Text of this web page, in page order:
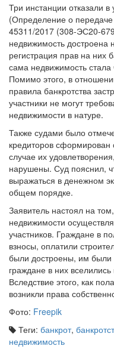
Три инстанции отказали
(Определение о
45311/2017 (308-ЭС20-
недвижимость достроена
регистрация прав на них
сама недвижимость стала
Помимо этого, в
правила банкротства
участники не могут
недвижимости в натуре.
Также судами было
кредиторов
случае их
нарушены. Суд пояснил,
выражаться в денежном
общем порядке.
Заявитель настоял на
недвижимости
участников. Граждане в
взносы, оплатили
были достроены, им были
граждане в них
Вследствие этого, как
возникли права
Фото: Freepik
Теги: банкрот,
недвижимость